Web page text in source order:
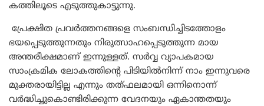
കത്തിലൂടെ എടുത്തുകാട്ടുന്നു.
പ്രേക്ഷിത പ്രവർത്തനങ്ങളെ സംബന്ധിച്ചിടത്തോളം
ഭയപ്പെടുത്തുന്നതും നിരുത്സാഹപ്പെടുത്തുന്ന മായ
അന്തരീക്ഷമാണ് ഇന്നുള്ളത്. സർവ്വ വ്യാപകമായ
സാംക്രമിക ലോകത്തിന്റെ പിടിയിൽനിന്ന് നാം ഇന്നുവരെ
മുക്തരായിട്ടില്ല എന്നും തത്ഫലമായി ഒന്നിനൊന്ന്
വർദ്ധിച്ചുകൊണ്ടിരിക്കുന്ന വേദനയും ഏകാന്തതയും